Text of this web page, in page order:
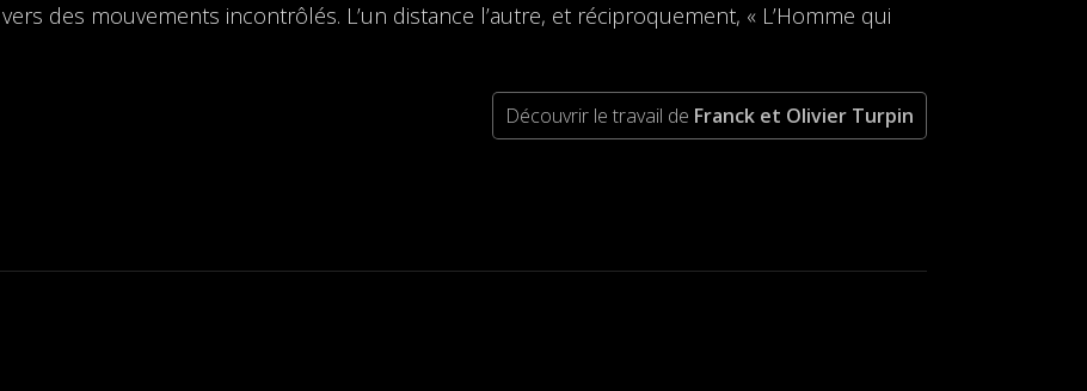
des mouvements incontrôlés. L’un distance l’autre, et réciproquement, « L’Homme qui
Découvrir le travail de Franck et Olivier Turpin